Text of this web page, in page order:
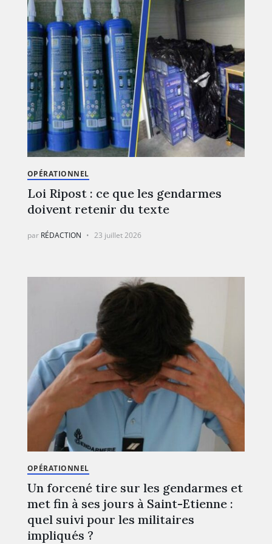
OPÉRATIONNEL
Loi Ripost : ce que les gendarmes
doivent retenir du texte
par RÉDACTION 23 juillet 2026
OPÉRATIONNEL
Un forcené tire sur les gendarmes et
met fin à ses jours à Saint-Etienne :
quel suivi pour les militaires
impliqués ?